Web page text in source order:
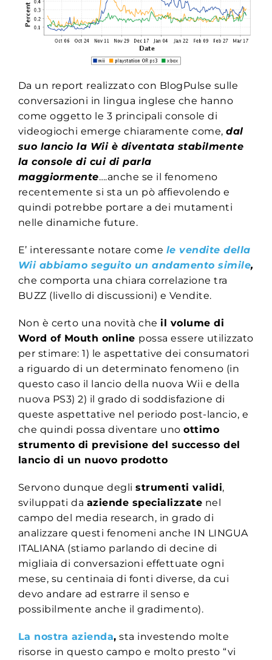
Da un report realizzato con BlogPulse sulle
conversazioni in lingua inglese che hanno
come oggetto le 3 principali console di
videogiochi emerge chiaramente come,dal
suo lancio la Wii è diventata stabilmente
la console di cui di parla
maggiormente….anche se il fenomeno
recentemente si sta un pò affievolendo e
quindi potrebbe portare a dei mutamenti
nelle dinamiche future.
E’ interessante notare come le vendite della
Wii abbiamo seguito un andamento simile,
che comporta una chiara correlazione tra
BUZZ (livello di discussioni) e Vendite.
Non è certo una novità cheil volume di
Word of Mouth online possa essere utilizzato
per stimare: 1) le aspettative dei consumatori
a riguardo di un determinato fenomeno (in
questo caso il lancio della nuova Wii e della
nuova PS3) 2) il grado di soddisfazione di
queste aspettative nel periodo post-lancio, e
che quindi possa diventare unoottimo
strumento di previsione del successo del
lancio di un nuovo prodotto
Servono dunque deglistrumenti validi,
sviluppati da aziende specializzate nel
campo del media research, in grado di
analizzare questi fenomeni anche IN LINGUA
ITALIANA (stiamo parlando di decine di
migliaia di conversazioni effettuate ogni
mese, su centinaia di fonti diverse, da cui
devo andare ad estrarre il senso e
possibilmente anche il gradimento).
La nostra azienda, sta investendo molte
risorse in questo campo e molto presto “vi